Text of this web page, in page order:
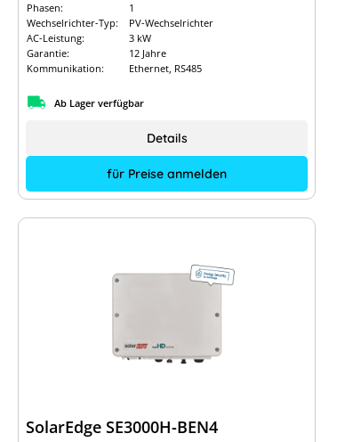
Phasen:
1
Wechselrichter-Typ:
PV-Wechselrichter
AC-Leistung:
3 kW
Garantie:
12 Jahre
Kommunikation:
Ethernet, RS485
Ab Lager verfügbar
für Preise anmelden
Details
SolarEdge SE3000H-BEN4